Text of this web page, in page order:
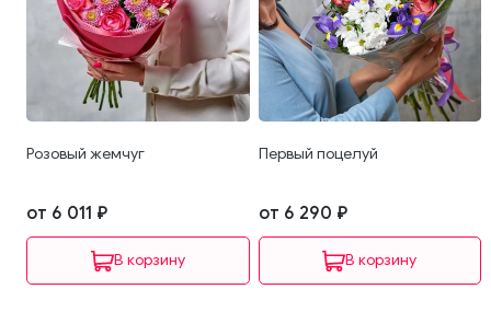
Розовый жемчуг
от 6 011 ₽
В корзину
Первый поцелуй
от 6 290 ₽
В корзину